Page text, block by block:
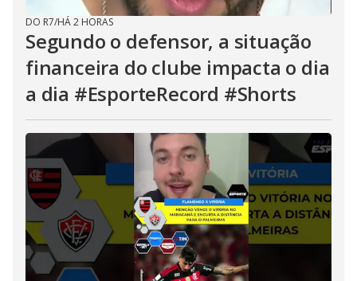
DO R7/HÁ 2 HORAS
Segundo o defensor, a situação
financeira do clube impacta o dia
a dia #EsporteRecord #Shorts